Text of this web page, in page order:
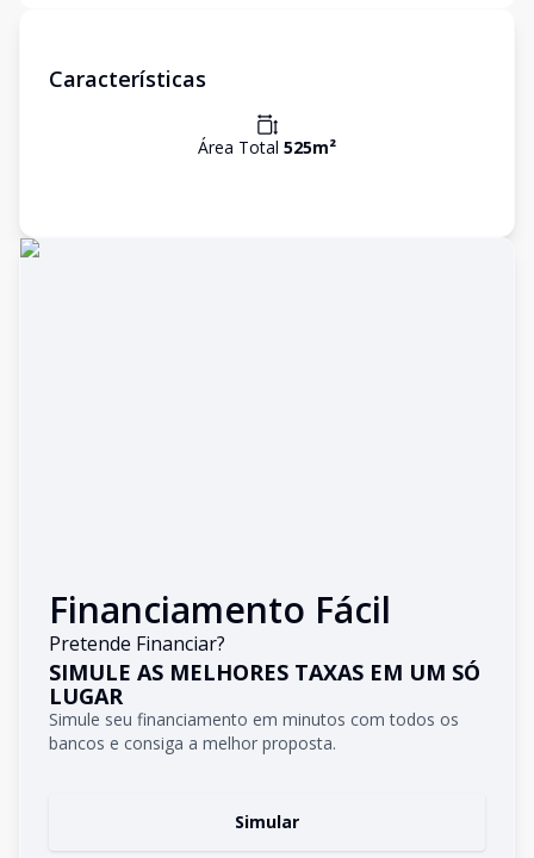
Características
Área Total 525m²
Financiamento Fácil
Pretende Financiar?
SIMULE AS MELHORES TAXAS EM UM SÓ
LUGAR
Simule seu financiamento em minutos com todos os
bancos e consiga a melhor proposta.
Simular